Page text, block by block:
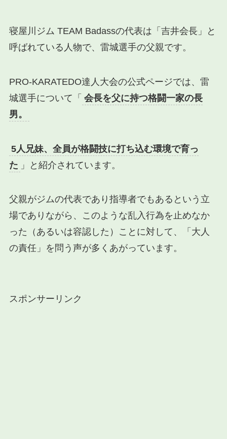
寝屋川ジム TEAM Badassの代表は「吉井会長」と
呼ばれている人物で、雷城選手の父親です。
PRO-KARATEDO達人大会の公式ページでは、雷
城選手について「 会長を父に持つ格闘一家の長
男。
5人兄妹、全員が格闘技に打ち込む環境で育っ
た 」と紹介されています。
父親がジムの代表であり指導者でもあるという立
場でありながら、このような乱入行為を止めなか
った（あるいは容認した）ことに対して、「大人
の責任」を問う声が多くあがっています。
スポンサーリンク